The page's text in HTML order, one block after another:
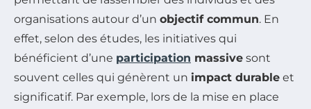
organisations autour d’un objectif commun. En
effet, selon des études, les initiatives qui
bénéficient d’une participation massive sont
souvent celles qui génèrent un impact durable et
significatif. Par exemple, lors de la mise en place